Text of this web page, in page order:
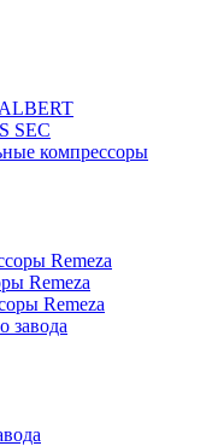
SEC
компрессоры
Remeza
Remeza
Remeza
завода